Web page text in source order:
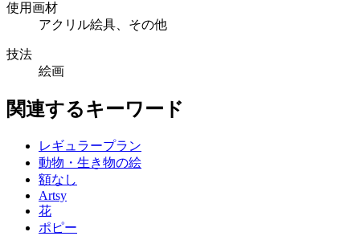
使用画材
アクリル絵具、その他
技法
絵画
関連するキーワード
レギュラープラン
動物・生き物の絵
額なし
Artsy
花
ポピー